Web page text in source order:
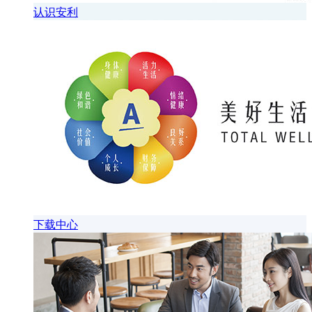
认识安利
下载中心